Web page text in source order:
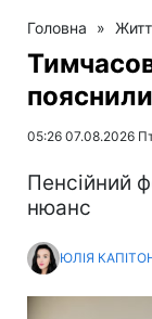
Головна »
05:26 07.08.2026
Пенсійний
нюанс
ЮЛІЯ